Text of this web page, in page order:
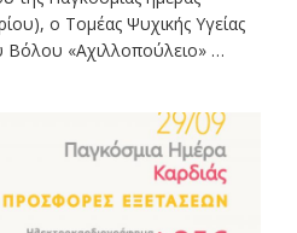
ο Τομέας Ψυχικής Υγείας
Βόλου «Αχιλλοπούλειο» …